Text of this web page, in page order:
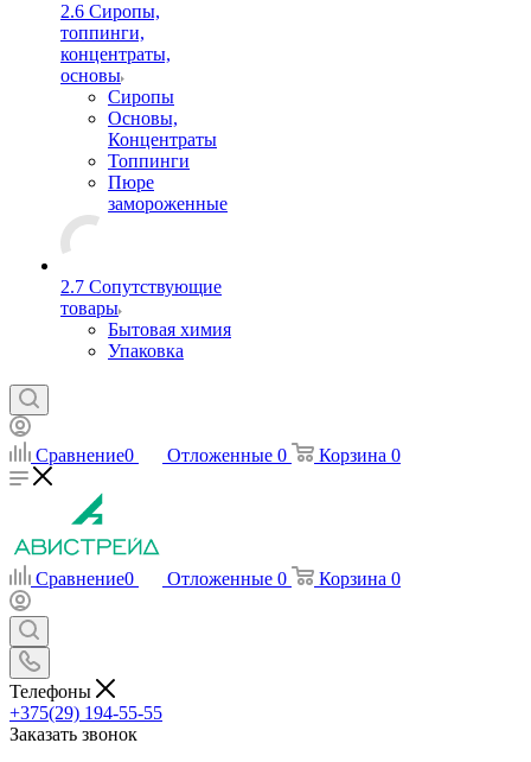
2.6 Сиропы,
топпинги,
концентраты,
основы
Сиропы
Основы,
Концентраты
Топпинги
Пюре
замороженные
2.7 Сопутствующие
товары
Бытовая химия
Упаковка
Сравнение0 Отложенные 0 Корзина 0
Сравнение0 Отложенные 0 Корзина 0
Телефоны
+375(29) 194-55-55
Заказать звонок